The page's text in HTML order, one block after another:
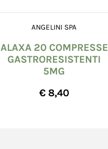
ANGELINI SPA
ALAXA 20 COMPRESSE
GASTRORESISTENTI
5MG
€ 8,40